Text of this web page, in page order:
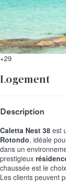
+29
Logement
Description
Caletta Nest 38 est
Rotondo, idéale
dans un
prestigieux
chaussée est le
Les clients peuvent